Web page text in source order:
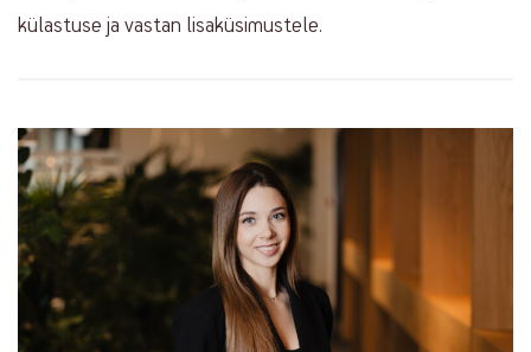
külastuse ja vastan lisaküsimustele.
Contact
info